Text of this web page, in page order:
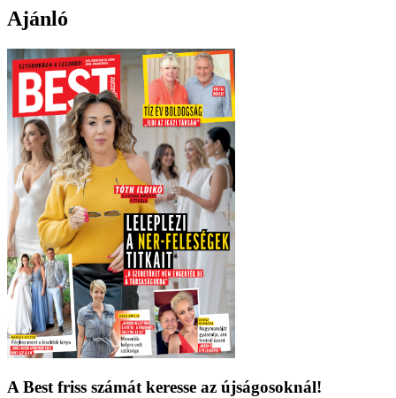
Ajánló
A Best friss számát keresse az újságosoknál!